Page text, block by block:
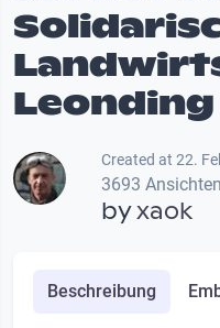
Leonding
Created at 22.
3693 Ansichten
byxaok
Beschreibung